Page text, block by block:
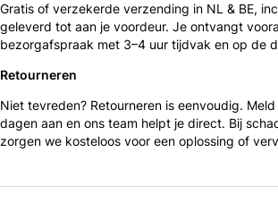
Gratis of verzekerde verzending in NL & BE,
geleverd tot aan je voordeur. Je ontvangt
bezorgafspraak met 3–4 uur tijdvak en op de
Retourneren
Niet tevreden? Retourneren is eenvoudig.
dagen aan en ons team helpt je direct. Bij
zorgen we kosteloos voor een oplossing of